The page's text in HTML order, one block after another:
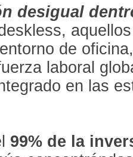
desigual
de
laboral
en las
99% de la